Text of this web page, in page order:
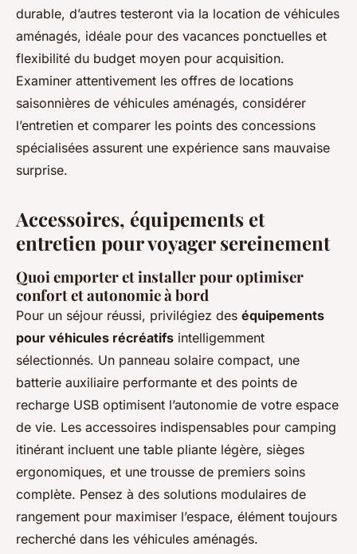
durable, d’autres testeront via la location de véhicules
aménagés, idéale pour des vacances ponctuelles et
flexibilité du budget moyen pour acquisition.
Examiner attentivement les offres de locations
saisonnières de véhicules aménagés, considérer
l’entretien et comparer les points des concessions
spécialisées assurent une expérience sans mauvaise
surprise.
Accessoires, équipements et
entretien pour voyager sereinement
Quoi emporter et installer pour optimiser
confort et autonomie à bord
Pour un séjour réussi, privilégiez des équipements
pour véhicules récréatifs intelligemment
sélectionnés. Un panneau solaire compact, une
batterie auxiliaire performante et des points de
recharge USB optimisent l’autonomie de votre espace
de vie. Les accessoires indispensables pour camping
itinérant incluent une table pliante légère, sièges
ergonomiques, et une trousse de premiers soins
complète. Pensez à des solutions modulaires de
rangement pour maximiser l’espace, élément toujours
recherché dans les véhicules aménagés.